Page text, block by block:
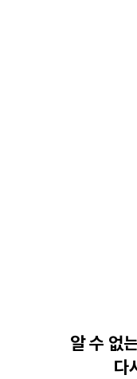
알 수 없
다